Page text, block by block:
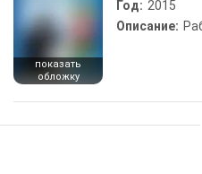
показать
обложку
Год: 2015
Описание: